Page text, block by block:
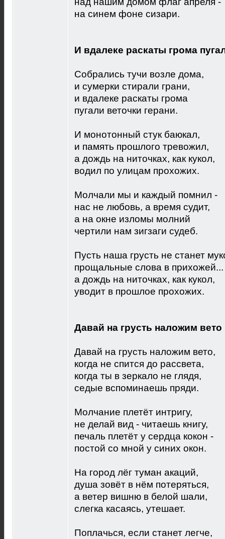
на синем фоне сизари.
И вдалеке раскаты грома
Собрались тучи возле дома,
и сумерки стирали грани,
и вдалеке раскаты грома
пугали веточки герани.
И монотонный стук баюкал,
и память прошлого тревожил,
а дождь на ниточках, как кукол,
водил по улицам прохожих.
Молчали мы и каждый помнил -
нас не любовь, а время судит,
а на окне изломы молний
чертили нам зигзаги судеб.
Пусть наша грусть не станет
прощальные слова в прихожей...
а дождь на ниточках, как кукол,
уводит в прошлое прохожих.
Давай на грусть наложим вето
Давай на грусть наложим вето,
когда не спится до рассвета,
когда ты в зеркало не глядя,
седые вспоминаешь пряди.
Молчание плетёт интригу,
не делай вид - читаешь книгу,
печаль плетёт у сердца кокон -
постой со мной у синих окон.
На город лёг туман акаций,
душа зовёт в нём потеряться,
а ветер вишню в белой шали,
слегка касаясь, утешает.
Поплачься, если станет легче,